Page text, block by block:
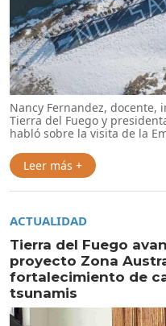
Nancy Fernandez,
Tierra del Fuego y
habló sobre la visita de la
Leer más +
ACTUALIDAD
Tierra del Fuego
proyecto Zona
fortalecimiento de
tsunamis